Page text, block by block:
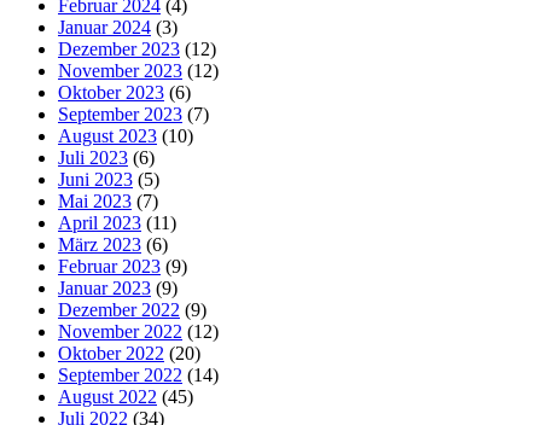
Februar 2024 (4)
Januar 2024 (3)
Dezember 2023 (12)
November 2023 (12)
Oktober 2023 (6)
September 2023 (7)
August 2023 (10)
Juli 2023 (6)
Juni 2023 (5)
Mai 2023 (7)
April 2023 (11)
März 2023 (6)
Februar 2023 (9)
Januar 2023 (9)
Dezember 2022 (9)
November 2022 (12)
Oktober 2022 (20)
September 2022 (14)
August 2022 (45)
Juli 2022 (34)